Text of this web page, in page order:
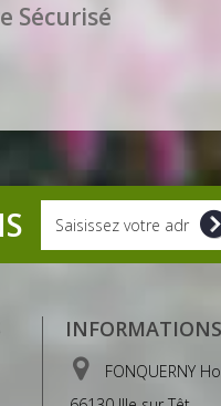
Sécurisé
FONQUERNY